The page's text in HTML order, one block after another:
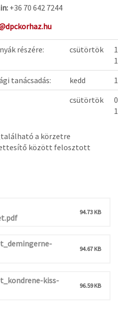
+36 70 642 7244
részére: csütörtök
tanácsadás:
kedd
csütörtök
a körzetre
között felosztott
94.73 KB
94.67 KB
kiss-
96.59 KB